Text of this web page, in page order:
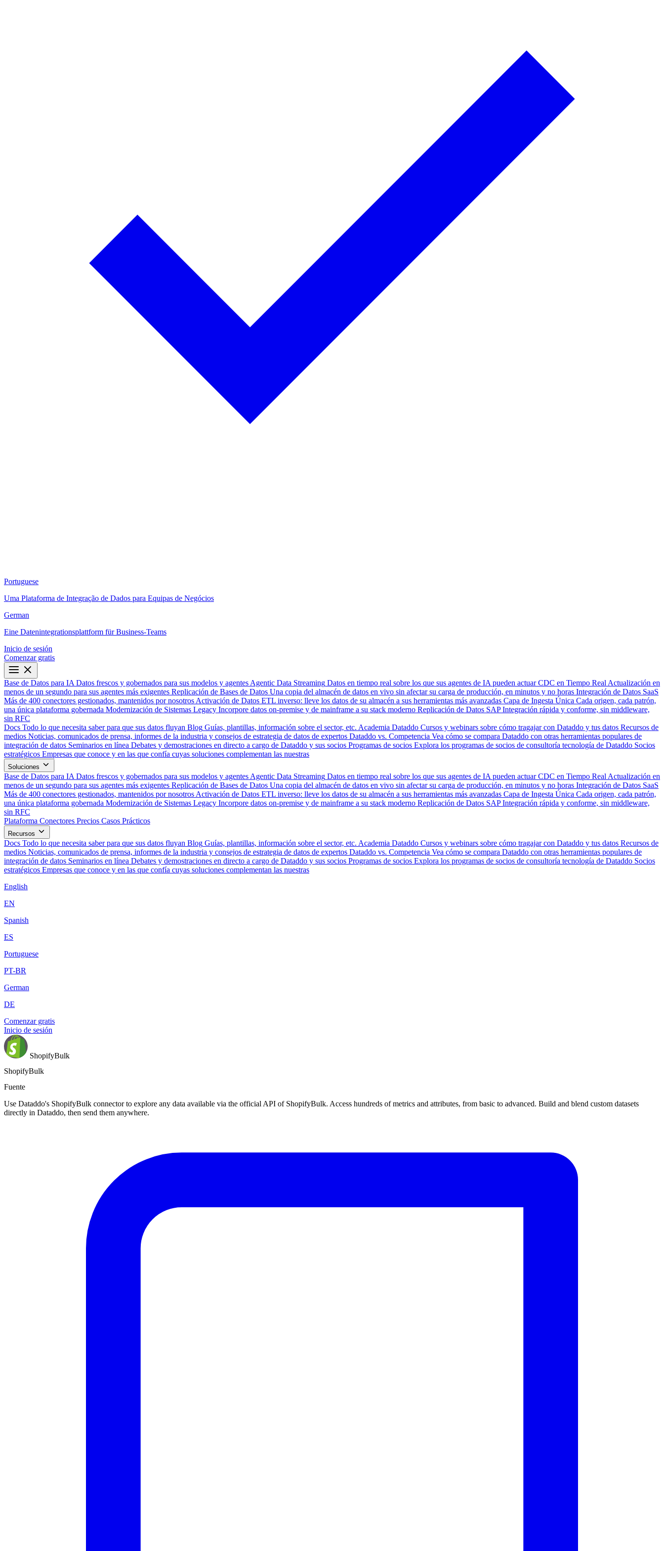
Portuguese
Uma Plataforma de Integração de Dados para Equipas de Negócios
German
Eine Datenintegrationsplattform für Business-Teams
Inicio de sesión
Comenzar gratis
Base de Datos para IA Datos frescos y gobernados para sus modelos y agentes Agentic Data Streaming Datos en tiempo real sobre los que sus agentes de IA pueden actuar CDC en Tiempo Real Actualización en
menos de un segundo para sus agentes más exigentes Replicación de Bases de Datos Una copia del almacén de datos en vivo sin afectar su carga de producción, en minutos y no horas Integración de Datos SaaS
Más de 400 conectores gestionados, mantenidos por nosotros Activación de Datos ETL inverso: lleve los datos de su almacén a sus herramientas más avanzadas Capa de Ingesta Única Cada origen, cada patrón,
una única plataforma gobernada Modernización de Sistemas Legacy Incorpore datos on-premise y de mainframe a su stack moderno Replicación de Datos SAP Integración rápida y conforme, sin middleware,
sin RFC
Docs Todo lo que necesita saber para que sus datos fluyan Blog Guías, plantillas, información sobre el sector, etc. Academia Dataddo Cursos y webinars sobre cómo tragajar con Dataddo y tus datos Recursos de
medios Noticias, comunicados de prensa, informes de la industria y consejos de estrategia de datos de expertos Dataddo vs. Competencia Vea cómo se compara Dataddo con otras herramientas populares de
integración de datos Seminarios en línea Debates y demostraciones en directo a cargo de Dataddo y sus socios Programas de socios Explora los programas de socios de consultoría tecnología de Dataddo Socios
estratégicos Empresas que conoce y en las que confía cuyas soluciones complementan las nuestras
Soluciones
Base de Datos para IA Datos frescos y gobernados para sus modelos y agentes Agentic Data Streaming Datos en tiempo real sobre los que sus agentes de IA pueden actuar CDC en Tiempo Real Actualización en
menos de un segundo para sus agentes más exigentes Replicación de Bases de Datos Una copia del almacén de datos en vivo sin afectar su carga de producción, en minutos y no horas Integración de Datos SaaS
Más de 400 conectores gestionados, mantenidos por nosotros Activación de Datos ETL inverso: lleve los datos de su almacén a sus herramientas más avanzadas Capa de Ingesta Única Cada origen, cada patrón,
una única plataforma gobernada Modernización de Sistemas Legacy Incorpore datos on-premise y de mainframe a su stack moderno Replicación de Datos SAP Integración rápida y conforme, sin middleware,
sin RFC
Plataforma Conectores Precios Casos Prácticos
Recursos
Docs Todo lo que necesita saber para que sus datos fluyan Blog Guías, plantillas, información sobre el sector, etc. Academia Dataddo Cursos y webinars sobre cómo tragajar con Dataddo y tus datos Recursos de
medios Noticias, comunicados de prensa, informes de la industria y consejos de estrategia de datos de expertos Dataddo vs. Competencia Vea cómo se compara Dataddo con otras herramientas populares de
integración de datos Seminarios en línea Debates y demostraciones en directo a cargo de Dataddo y sus socios Programas de socios Explora los programas de socios de consultoría tecnología de Dataddo Socios
estratégicos Empresas que conoce y en las que confía cuyas soluciones complementan las nuestras
English
EN
Spanish
ES
Portuguese
PT-BR
German
DE
Comenzar gratis
Inicio de sesión
ShopifyBulk
ShopifyBulk
Fuente
Use Dataddo's ShopifyBulk connector to explore any data available via the official API of ShopifyBulk. Access hundreds of metrics and attributes, from basic to advanced. Build and blend custom datasets
directly in Dataddo, then send them anywhere.